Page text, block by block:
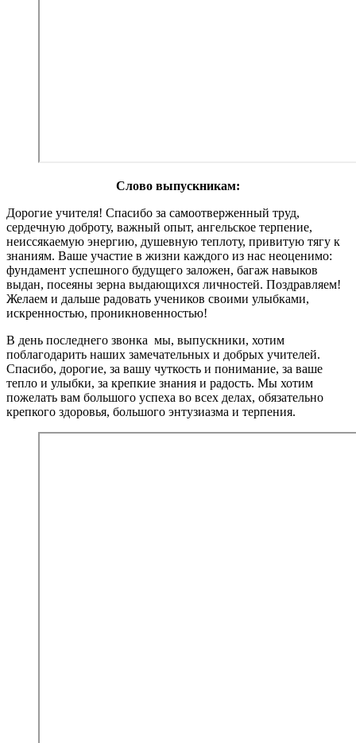
Слово выпускникам:
Дорогие учителя! Спасибо за самоотверженный труд,
сердечную доброту, важный опыт, ангельское терпение,
неиссякаемую энергию, душевную теплоту, привитую тягу к
знаниям. Ваше участие в жизни каждого из нас неоценимо:
фундамент успешного будущего заложен, багаж навыков
выдан, посеяны зерна выдающихся личностей. Поздравляем!
Желаем и дальше радовать учеников своими улыбками,
искренностью, проникновенностью!
В день последнего звонка мы, выпускники, хотим
поблагодарить наших замечательных и добрых учителей.
Спасибо, дорогие, за вашу чуткость и понимание, за ваше
тепло и улыбки, за крепкие знания и радость. Мы хотим
пожелать вам большого успеха во всех делах, обязательно
крепкого здоровья, большого энтузиазма и терпения.